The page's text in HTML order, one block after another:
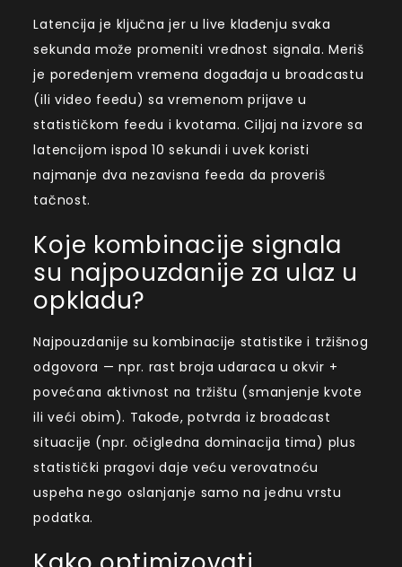
Latencija je ključna jer u live klađenju svaka
sekunda može promeniti vrednost signala. Meriš
je poređenjem vremena događaja u broadcastu
(ili video feedu) sa vremenom prijave u
statističkom feedu i kvotama. Ciljaj na izvore sa
latencijom ispod 10 sekundi i uvek koristi
najmanje dva nezavisna feeda da proveriš
tačnost.
Koje kombinacije signala
su najpouzdanije za ulaz u
opkladu?
Najpouzdanije su kombinacije statistike i tržišnog
odgovora — npr. rast broja udaraca u okvir +
povećana aktivnost na tržištu (smanjenje kvote
ili veći obim). Takođe, potvrda iz broadcast
situacije (npr. očigledna dominacija tima) plus
statistički pragovi daje veću verovatnoću
uspeha nego oslanjanje samo na jednu vrstu
podatka.